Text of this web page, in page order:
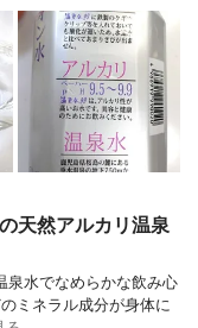
天然アルカリ温泉
泉水でなめらかな飲み心
ミネラル成分が身体に